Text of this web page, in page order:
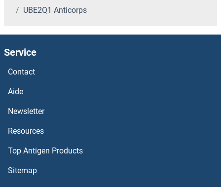
UBE2E2 Anticorps
UBE2D2 Anticorps
UBE2D1 Anticorps
UBE2C Anticorps
UBE2Q1 Anticorps
Service
Contact
Aide
Newsletter
Resources
Top Antigen Products
Sitemap